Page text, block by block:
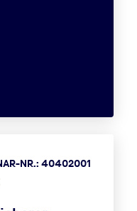
NR.: 40402001